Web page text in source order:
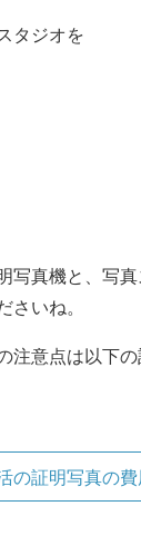
タジオを
写真機と、写
いね。
意点は以下
の証明写真の